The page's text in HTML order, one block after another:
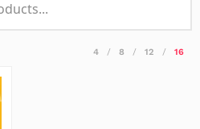
4 8 12 16